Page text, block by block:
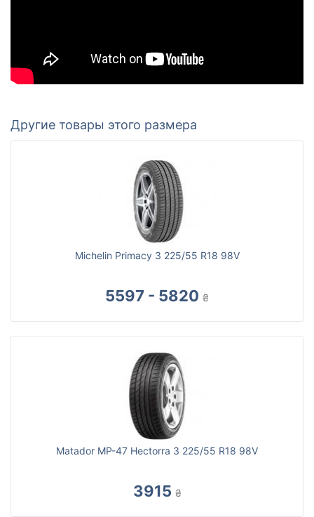
Другие товары этого размера
Michelin Primacy 3 225/55 R18 98V
5597 - 5820 ₴
Matador MP-47 Hectorra 3 225/55 R18 98V
3915 ₴